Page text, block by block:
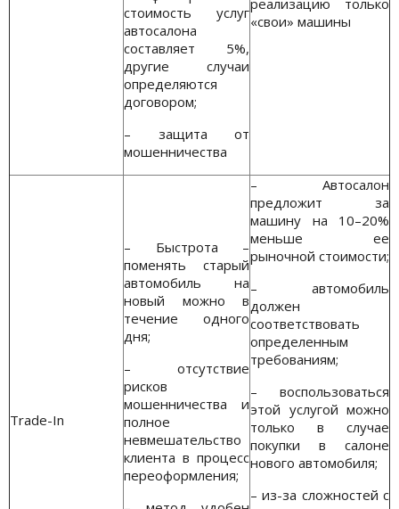
стоимость услуг
автосалона
составляет 5%,
другие случаи
определяются
договором;
– защита от
мошенничества
«свои» машины
Trade-In
– Быстрота –
поменять старый
автомобиль на
новый можно в
течение одного
дня;
– отсутствие
рисков
мошенничества и
полное
невмешательство
клиента в процесс
переоформления;
– Автосалон
предложит за
машину на 10–20%
меньше ее
рыночной стоимости;
– автомобиль
должен
соответствовать
определенным
требованиям;
– воспользоваться
этой услугой можно
только в случае
покупки в салоне
нового автомобиля;
– из-за сложностей с